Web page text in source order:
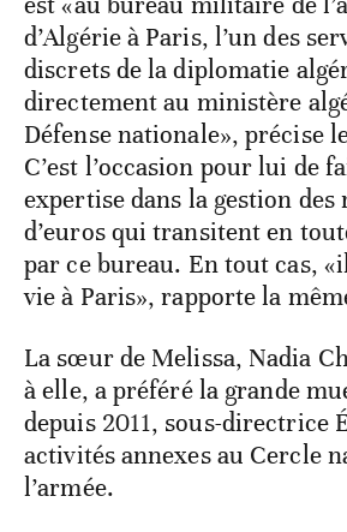
d’Algérie à Paris, l’un des
discrets de la diplomatie
directement au ministère
Défense nationale», précise
C’est l’occasion pour lui de
expertise dans la gestion
d’euros qui transitent en
par ce bureau. En tout cas,
vie à Paris», rapporte la
La sœur de Melissa, Nadia
à elle, a préféré la grande
depuis 2011, sous-directrice
activités annexes au Cercle
l’armée.